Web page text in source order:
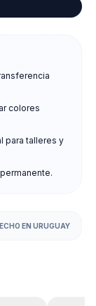
colores
para talleres y
EN URUGUAY